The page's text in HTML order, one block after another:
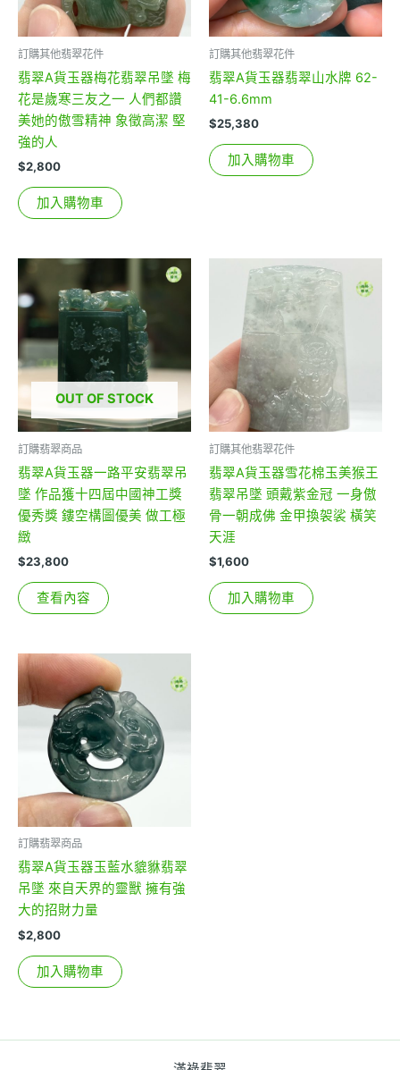
訂購其他翡翠花件
翡翠A貨玉器梅花翡翠吊墜 梅
花是歲寒三友之一 人們都讚
美她的傲雪精神 象徵高潔 堅
強的人
$2,800
加入購物車
訂購其他翡翠花件
翡翠A貨玉器翡翠山水牌 62-
41-6.6mm
$25,380
加入購物車
OUT OF STOCK
訂購翡翠商品
翡翠A貨玉器一路平安翡翠吊
墜 作品獲十四屆中國神工獎
優秀獎 鏤空構圖優美 做工極
緻
$23,800
查看內容
訂購其他翡翠花件
翡翠A貨玉器雪花棉玉美猴王
翡翠吊墜 頭戴紫金冠 一身傲
骨一朝成佛 金甲換袈裟 橫笑
天涯
$1,600
加入購物車
訂購翡翠商品
翡翠A貨玉器玉藍水貔貅翡翠
吊墜 來自天界的靈獸 擁有強
大的招財力量
$2,800
加入購物車